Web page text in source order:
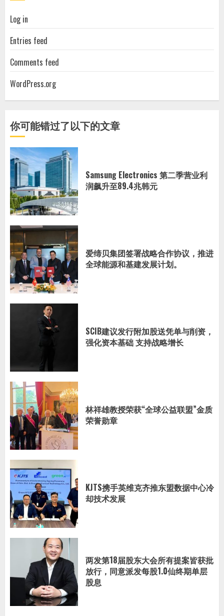
Log in
Entries feed
Comments feed
WordPress.org
你可能错过了以下的文章
Samsung Electronics 第二季营业利
润飙升至89.4兆韩元
爱缔贝集团签署战略合作协议，推进
全球能源和基建发展计划。
SCIB建议发行附加股送凭单与削资，
强化资本基础 支持战略增长
林祥雄教授荣获“全球公益联盟”金质
荣誉勋章
KJTS携手英维克齐推东盟数据中心冷
却技术发展
两发第18届股东大会所有提案皆获批
放行，同意派发每股1.0仙终期单层
股息